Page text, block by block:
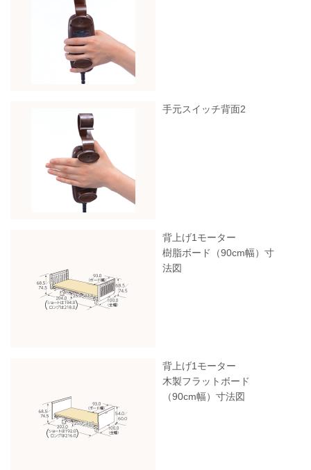
手元スイッチ背面2
背上げ1モーター
樹脂ボード（90cm幅）寸
法図
背上げ1モーター
木製フラットボード
（90cm幅）寸法図